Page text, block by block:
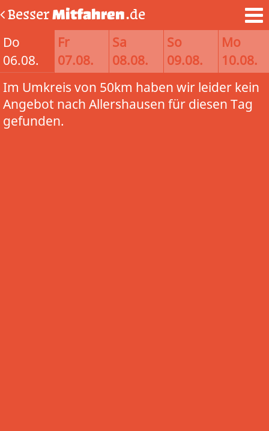
BesserMitfahren.de
Do
06.08.
Fr
07.08.
Sa
08.08.
So
09.08.
Mo
10.08.
Im Umkreis von 50km haben wir leider kein
Angebot nach Allershausen für diesen Tag
gefunden.